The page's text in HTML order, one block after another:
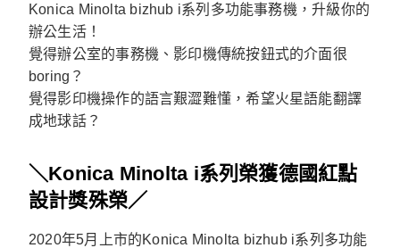
Konica Minolta bizhub i系列多功能事務機，升級你的
辦公生活！
覺得辦公室的事務機、影印機傳統按鈕式的介面很
boring？
覺得影印機操作的語言艱澀難懂，希望火星語能翻譯
成地球話？
＼Konica Minolta i系列榮獲德國紅點
設計獎殊榮／
2020年5月上市的Konica Minolta bizhub i系列多功能